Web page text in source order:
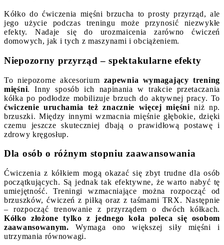
Kółko do ćwiczenia mięśni brzucha to prosty przyrząd, ale
jego użycie podczas treningu może przynosić niezwykłe
efekty. Nadaje się do urozmaicenia zarówno ćwiczeń
domowych, jak i tych z maszynami i obciążeniem.
Niepozorny przyrząd – spektakularne efekty
To niepozorne akcesorium zapewnia wymagający trening
mięśni. Inny sposób ich napinania w trakcie przetaczania
kółka po podłodze mobilizuje brzuch do aktywnej pracy. To
ćwiczenie uruchamia też znacznie więcej mięśni niż np.
brzuszki. Między innymi wzmacnia mięśnie głębokie, dzięki
czemu jeszcze skuteczniej dbają o prawidłową postawę i
zdrowy kręgosłup.
Dla osób o różnym stopniu zaawansowania
Ćwiczenia z kółkiem mogą okazać się zbyt trudne dla osób
początkujących. Są jednak tak efektywne, że warto nabyć tę
umiejętność. Treningi wzmacniające można rozpocząć od
brzuszków, ćwiczeń z piłką oraz z taśmami TRX. Następnie
– rozpocząć trenowanie z przyrządem o dwóch kółkach.
Kółko złożone tylko z jednego koła poleca się osobom
zaawansowanym. Wymaga ono większej siły mięśni i
utrzymania równowagi.